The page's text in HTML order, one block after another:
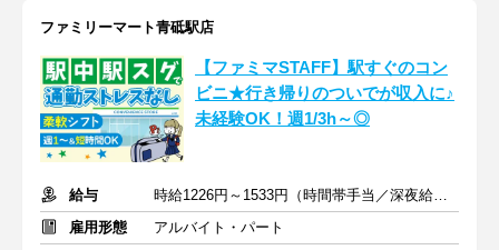
ファミリーマート青砥駅店
【ファミマSTAFF】駅すぐのコン
ビニ★行き帰りのついでが収入に♪
未経験OK！週1/3h～◎
給与
時給1226円～1533円（時間帯手当／深夜給含む）
雇用形態
アルバイト・パート